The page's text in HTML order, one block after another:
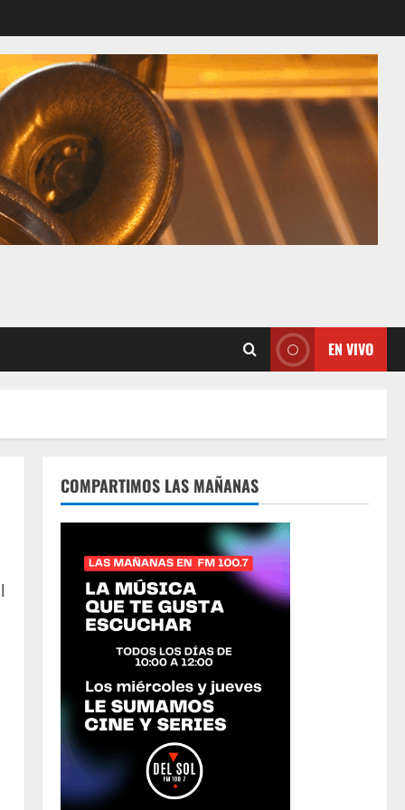
EN VIVO
COMPARTIMOS LAS MAÑANAS